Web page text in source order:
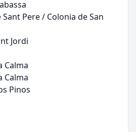
Pere / Colonia de San
Jordi
Calma
Calma
Pinos